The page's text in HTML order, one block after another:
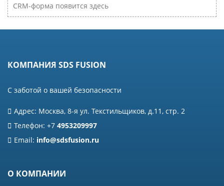
CRM-форма появится здесь
КОМПАНИЯ SDS FUSION
С заботой о вашей безопасности
Адрес: Москва, 8-я ул. Текстильщиков, д.11, стр. 2
Телефон: +7 4953209997
Email: info@sdsfusion.ru
О КОМПАНИИ